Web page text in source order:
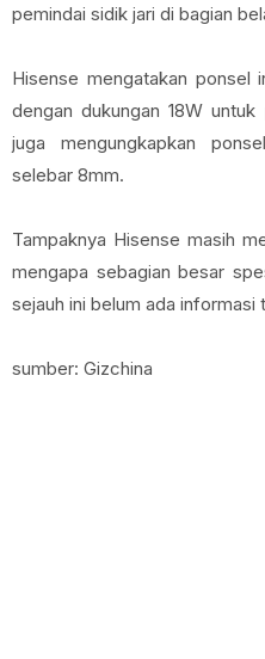
pemindai sidik jari di bagian
Hisense mengatakan ponsel
dengan dukungan 18W
juga mengungkapkan
selebar 8mm.
Tampaknya Hisense masih
mengapa sebagian besar
sejauh ini belum ada informasi
sumber: Gizchina